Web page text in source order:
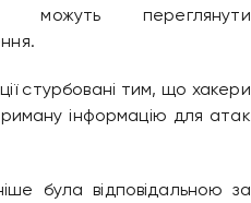
переглянути
стурбовані тим, що хакери
інформацію для атак
була відповідальною за